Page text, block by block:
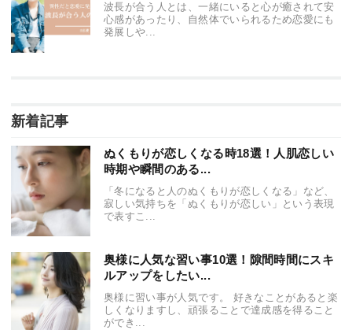
波長が合う人とは、一緒にいると心が癒されて安
心感があったり、自然体でいられるため恋愛にも
発展しや...
新着記事
ぬくもりが恋しくなる時18選！人肌恋しい
時期や瞬間のある...
「冬になると人のぬくもりが恋しくなる」など、
寂しい気持ちを「ぬくもりが恋しい」という表現
で表すこ...
奥様に人気な習い事10選！隙間時間にスキ
ルアップをしたい...
奥様に習い事が人気です。 好きなことがあると楽
しくなりますし、頑張ることで達成感を得ること
ができ...